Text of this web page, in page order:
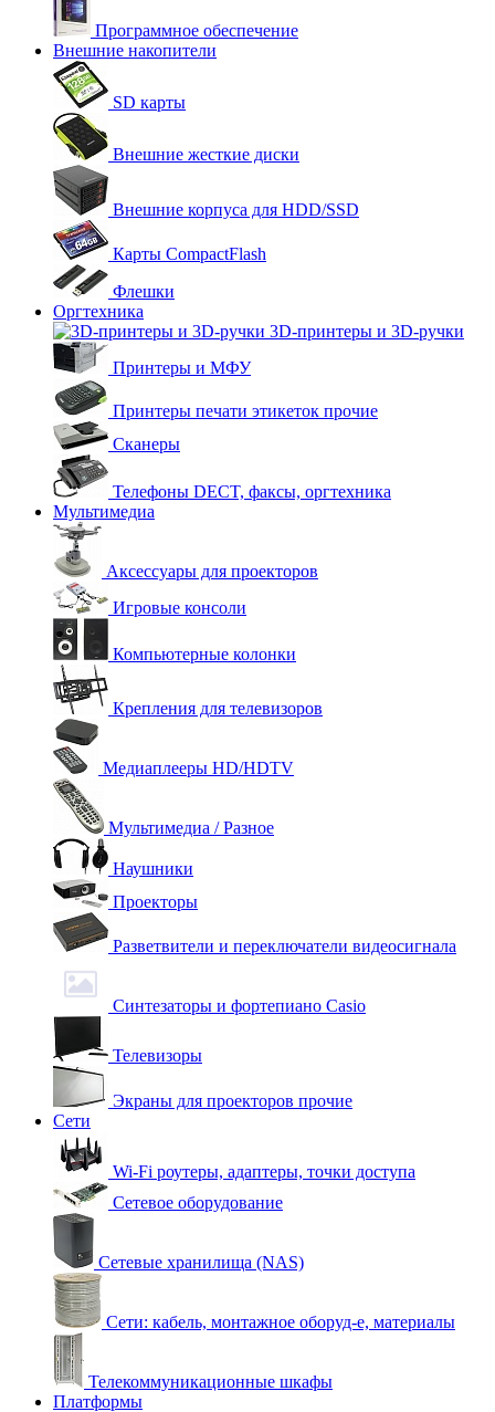
Программное обеспечение
Внешние накопители
SD карты
Внешние жесткие диски
Внешние корпуса для HDD/SSD
Карты CompactFlash
Флешки
Оргтехника
3D-принтеры и 3D-ручки
Принтеры и МФУ
Принтеры печати этикеток прочие
Сканеры
Телефоны DECT, факсы, оргтехника
Мультимедиа
Аксессуары для проекторов
Игровые консоли
Компьютерные колонки
Крепления для телевизоров
Медиаплееры HD/HDTV
Мультимедиа / Разное
Наушники
Проекторы
Разветвители и переключатели видеосигнала
Синтезаторы и фортепиано Casio
Телевизоры
Экраны для проекторов прочие
Сети
Wi-Fi роутеры, адаптеры, точки доступа
Сетевое оборудование
Сетевые хранилища (NAS)
Сети: кабель, монтажное оборуд-е, материалы
Телекоммуникационные шкафы
Платформы